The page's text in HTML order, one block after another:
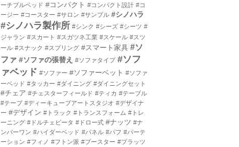
ーチブルベッド #コンパクト #コンパクト設計 #コ
ージー #コースター #サロン #サンプル #シノハラ
#シノハラ製作所 #シンク #シーズ #シーツ #
ジャラン #スカート #スガツネ工業 #スケール #スツ
ール #スナック #スプリング #スマート家具 #ソ
ファ #ソファの張替え #ソファタイプ #ソフ
ァベッド #ソファー #ソファーベット #ソファ
ーベッド #タッカー #ダイニング #ダイニングセット
#チェア #チェスターフィールド #ティカ #テーブル
#テープ #ディーキューブアートスタジオ #デザイナ
ー #デザイン #トラック #トランスフォーム #トレ
ーニング #ドルチェビータ #ドロー式 #ナッツ #ナ
ンバーワン #ハイダーベッド #パネル #パフ #パーテ
ーション #フィノ #フトン派 #ブースター #プラッツ